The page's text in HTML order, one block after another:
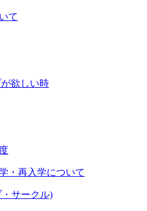
て
欲しい時
・再入学について
サークル)